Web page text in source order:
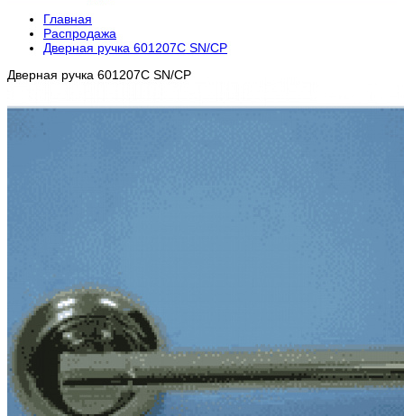
Главная
Распродажа
Дверная ручка 601207С SN/СР
Дверная ручка 601207С SN/СР